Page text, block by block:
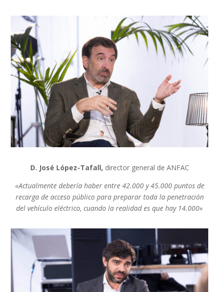
D. José López-Tafall, director general de ANFAC
«Actualmente debería haber entre 42.000 y 45.000 puntos de
recarga de acceso público para preparar toda la penetración
del vehículo eléctrico, cuando la realidad es que hay 14.000»